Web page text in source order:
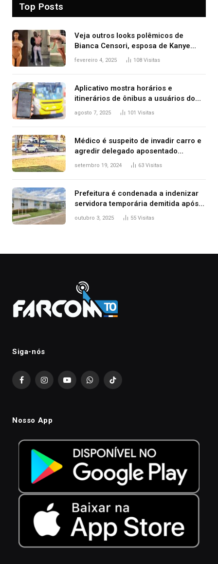
Top Posts
Veja outros looks polêmicos de
Bianca Censori, esposa de Kanye
West que apareceu nua no Grammy
fevereiro 4, 2025 108 Visitas
Aplicativo mostra horários e
itinerários de ônibus a usuários do
transporte público de Palmas; confira
agosto 7, 2025 101 Visitas
Médico é suspeito de invadir carro e
agredir delegado aposentado
durante confusão no trânsito
setembro 19, 2024 63 Visitas
Prefeitura é condenada a indenizar
servidora temporária demitida após
nascimento da filha
outubro 3, 2025 55 Visitas
Siga-nós
FacebookInstagramYouTubeWhatsAppTikTok
Nosso App